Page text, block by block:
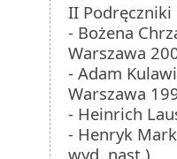
II Podręczniki
- Bożena
Warszawa
- Adam
Warszawa
- Heinrich
- Henryk
wyd. nast.)